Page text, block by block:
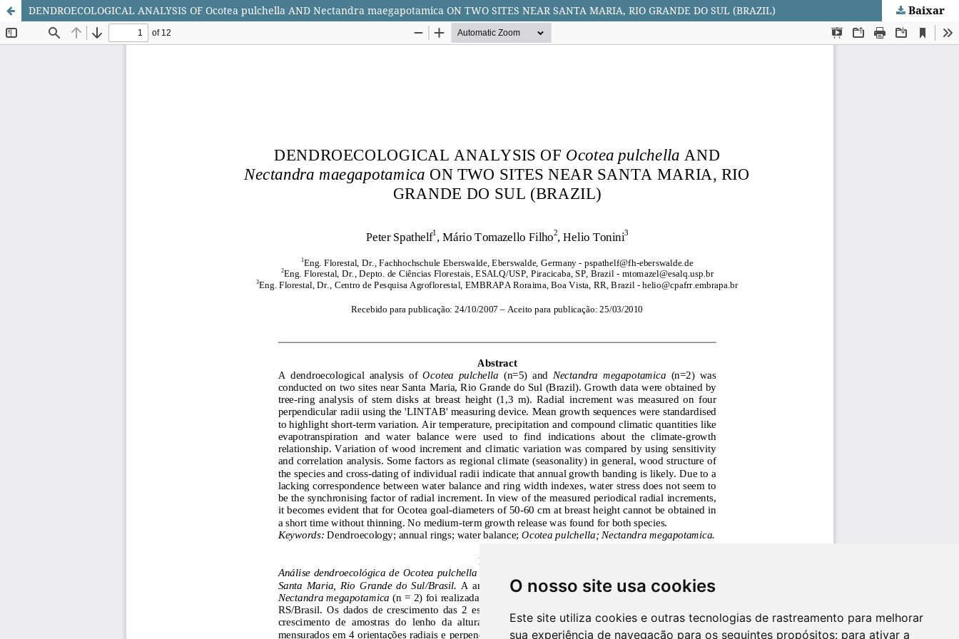
O nosso site usa cookies
Este site utiliza cookies e outras tecnologias de rastreamento para melhorar
sua experiência de navegação para os seguintes propósitos: para ativar a
DENDROECOLOGICAL ANALYSIS OF Ocotea pulchella AND Nectandra maegapotamica ON TWO SITES NEAR SANTA MARIA, RIO GRANDE DO SUL (BRAZIL) Baixar